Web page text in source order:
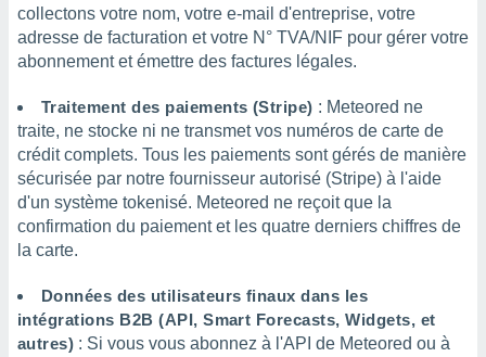
collectons votre nom, votre e-mail d'entreprise, votre
adresse de facturation et votre N° TVA/NIF pour gérer votre
abonnement et émettre des factures légales.
Traitement des paiements (Stripe) : Meteored ne
traite, ne stocke ni ne transmet vos numéros de carte de
crédit complets. Tous les paiements sont gérés de manière
sécurisée par notre fournisseur autorisé (Stripe) à l'aide
d'un système tokenisé. Meteored ne reçoit que la
confirmation du paiement et les quatre derniers chiffres de
la carte.
Données des utilisateurs finaux dans les
intégrations B2B (API, Smart Forecasts, Widgets, et
autres) : Si vous vous abonnez à l'API de Meteored ou à